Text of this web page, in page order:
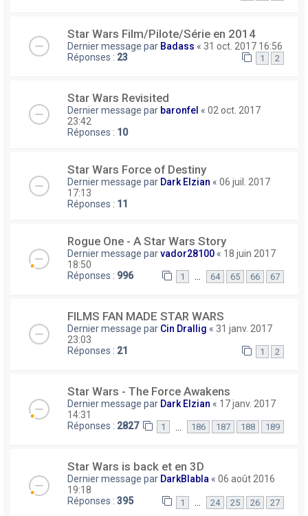
Star Wars Film/Pilote/Série en 2014
Dernier message par Badass « 31 oct. 2017 16:56
Réponses : 23 1 2
Star Wars Revisited
Dernier message par baronfel « 02 oct. 2017
23:42
Réponses : 10
Star Wars Force of Destiny
Dernier message par Dark Elzian « 06 juil. 2017
17:13
Réponses : 11
Rogue One - A Star Wars Story
Dernier message parvador28100 « 18 juin 2017
18:50
Réponses : 996 1 64 65 66 67
FILMS FAN MADE STAR WARS
Dernier message par Cin Drallig « 31 janv. 2017
23:03
Réponses : 21 1 2
Star Wars - The Force Awakens
Dernier message par Dark Elzian « 17 janv. 2017
14:31
Réponses : 2827 1 186 187 188 189
Star Wars is back et en 3D
Dernier message par DarkBlabla « 06 août 2016
19:18
Réponses : 395 1 24 25 26 27